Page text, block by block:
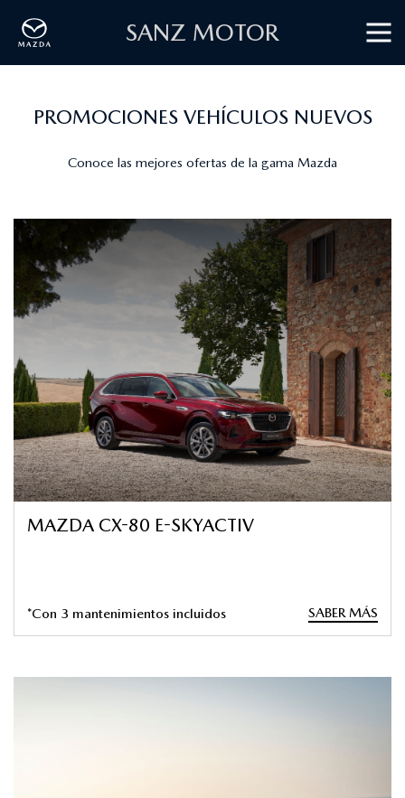
SANZ MOTOR
PROMOCIONES VEHÍCULOS NUEVOS
Conoce las mejores ofertas de la gama Mazda
MAZDA CX-80 E-SKYACTIV
*Con 3 mantenimientos incluidos SABER MÁS